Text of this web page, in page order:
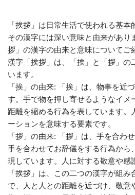
「挨拶」は日常生活で使われる基本
その漢字には深い意味と由来があり
拶」の漢字の由来と意味についてご
漢字「挨拶」は、「挨」と「拶」の
います。
「挨」の由来: 「挨」は、物事を近
す。手で物を押し寄せるようなイメ
距離を縮める行為を表しています。
ーションを意味する要素です。
「拶」の由来: 「拶」は、手を合わ
手を合わせてお辞儀をする行為から
現しています。人に対する敬意や感
「挨拶」は、この二つの漢字が組
で、人と人との距離を近づけ、敬意